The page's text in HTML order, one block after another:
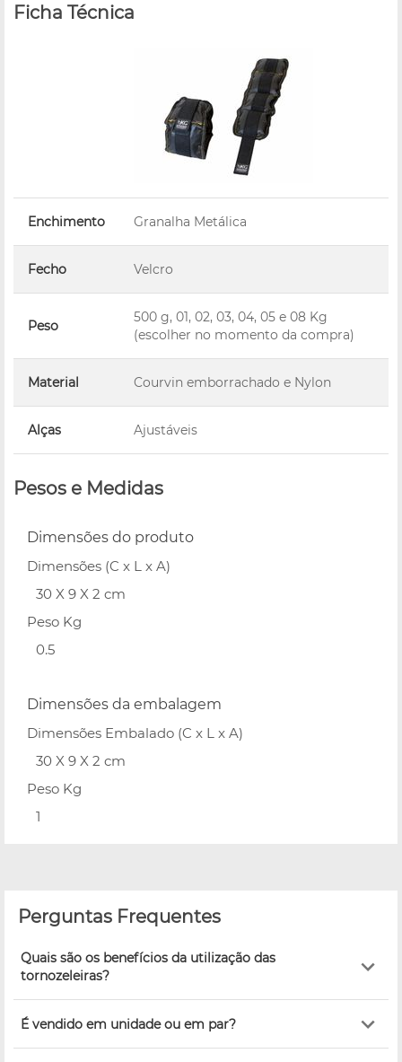
Ficha Técnica
Enchimento Granalha Metálica
Fecho Velcro
Peso
500 g, 01, 02, 03, 04, 05 e 08 Kg
(escolher no momento da compra)
Material Courvin emborrachado e Nylon
Alças Ajustáveis
Pesos e Medidas
Dimensões do produto
Dimensões (C x L x A)
30 X 9 X 2 cm
Peso Kg
0.5
Dimensões da embalagem
Dimensões Embalado (C x L x A)
30 X 9 X 2 cm
Peso Kg
1
Perguntas Frequentes
Quais são os benefícios da utilização das
tornozeleiras?
É vendido em unidade ou em par?